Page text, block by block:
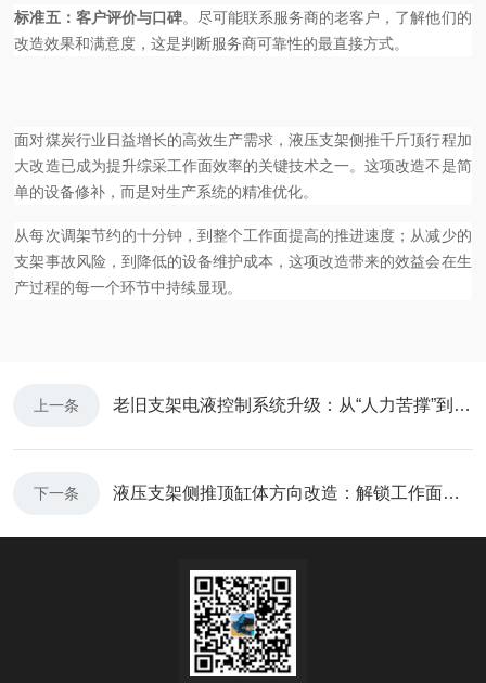
标准五：客户评价与口碑。尽可能联系服务商的老客户，了解他们的
改造效果和满意度，这是判断服务商可靠性的最直接方式。
面对煤炭行业日益增长的高效生产需求，液压支架侧推千斤顶行程加
大改造已成为提升综采工作面效率的关键技术之一。这项改造不是简
单的设备修补，而是对生产系统的精准优化。
从每次调架节约的十分钟，到整个工作面提高的推进速度；从减少的
支架事故风险，到降低的设备维护成本，这项改造带来的效益会在生
产过程的每一个环节中持续显现。
上一条 老旧支架电液控制系统升级：从“人力苦撑”到“智能遥控”的蜕变之路
下一条 液压支架侧推顶缸体方向改造：解锁工作面高效支护的“定向”技术